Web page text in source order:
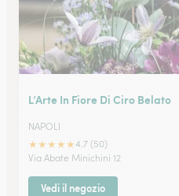
L’Arte In Fiore Di Ciro Belato
NAPOLI
★★★★★4.7 (50)
Via Abate Minichini 12
Vedi il negozio